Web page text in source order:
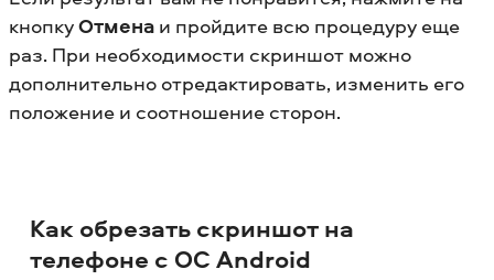
кнопкуОтмена и пройдите всю процедуру еще
раз. При необходимости скриншот можно
дополнительно отредактировать, изменить его
положение и соотношение сторон.
Как обрезать скриншот на
телефоне с ОС Android